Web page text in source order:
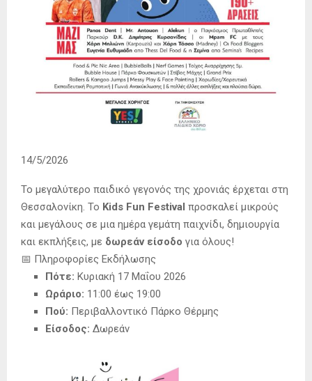
14/5/2026
Το μεγαλύτερο παιδικό γεγονός της χρονιάς έρχεται στη
Θεσσαλονίκη. Το Kids Fun Festival προσκαλεί μικρούς
και μεγάλους σε μια ημέρα γεμάτη παιχνίδι, δημιουργία
και εκπλήξεις, με δωρεάν είσοδο για όλους!
📅 Πληροφορίες Εκδήλωσης
Πότε: Κυριακή 17 Μαΐου 2026
Ωράριο: 11:00 έως 19:00
Πού: Περιβαλλοντικό Πάρκο Θέρμης
Είσοδος: Δωρεάν